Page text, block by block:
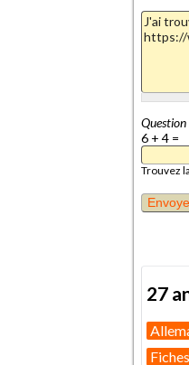
6 + 4 =
Trouvez
27